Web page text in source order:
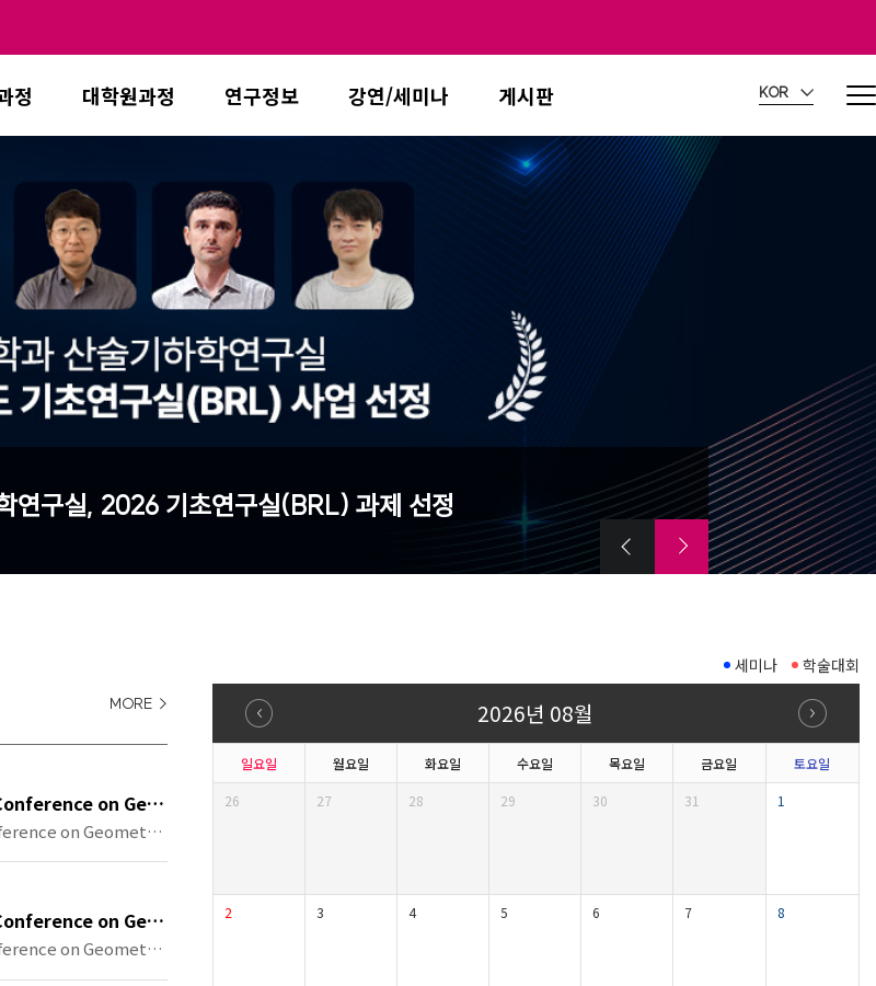
정 대학원과정 연구정보 강연/세미나 게시판 KOR
연구실, 2026 기초연구실(BRL) 과제 선정
MORE >
on Geo
on Geometric
on Geo
on Geometric
세미나 학술대회
2026년 08월
일요일 월요일 화요일 수요일 목요일 금요일
토요일
26
27 28 29 30 31 1
2 3 4 5 6 7 8